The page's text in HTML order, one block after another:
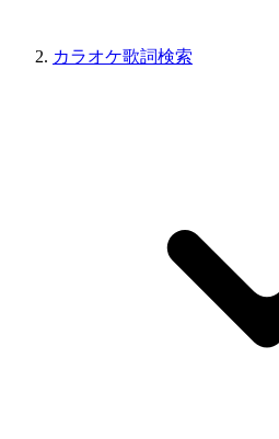
カラオケ歌詞検索